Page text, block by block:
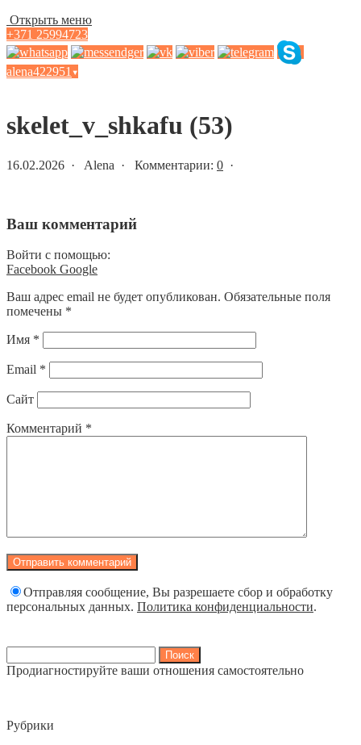
Открыть меню
+371 25994723
alena422951 ▾
skelet_v_shkafu (53)
16.02.2026 · Alena · Комментарии: 0 ·
Ваш комментарий
Войти с помощью:
Facebook Google
Ваш адрес email не будет опубликован. Обязательные поля
помечены *
Имя *
Email *
Сайт
Комментарий *
Отправляя сообщение, Вы разрешаете сбор и обработку
персональных данных. Политика конфиденциальности.
Продиагностируйте ваши отношения самостоятельно
Рубрики